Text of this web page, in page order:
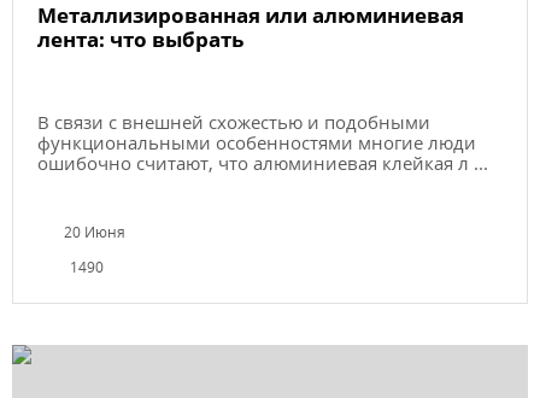
Металлизированная или алюминиевая
лента: что выбрать
В связи с внешней схожестью и подобными
функциональными особенностями многие люди
ошибочно считают, что алюминиевая клейкая л ...
20 Июня
1490